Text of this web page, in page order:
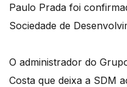
Paulo Prada foi
Sociedade de
O administrador do
Costa que deixa a SDM